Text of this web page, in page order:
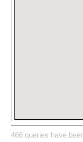
466 queries have